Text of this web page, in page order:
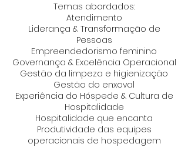
Temas abordados:
Atendimento
Liderança & Transformação de
Pessoas
Empreendedorismo feminino
Governança & Excelência Operacional
Gestão da limpeza e higienização
Gestão do enxoval
Experiência do Hóspede & Cultura de
Hospitalidade
Hospitalidade que encanta
Produtividade das equipes
operacionais de hospedagem